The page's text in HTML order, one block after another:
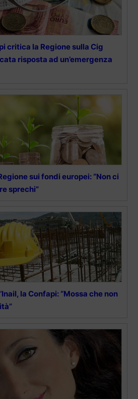
critica la Regione sulla Cig
risposta ad un’emergenza
sui fondi europei: “Non ci
sprechi”
la Confapi: “Mossa che non